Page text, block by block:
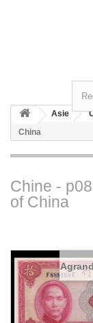
Asie
China
Chine -
of China